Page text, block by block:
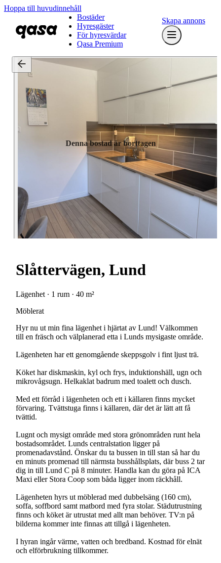
Hoppa till huvudinnehåll
Bostäder
Hyresgäster
För hyresvärdar
Qasa Premium
Skapa annons
Denna bostad är borttagen
Slåttervägen, Lund
Lägenhet · 1 rum · 40 m²
Möblerat
Hyr nu ut min fina lägenhet i hjärtat av Lund! Välkommen
till en fräsch och välplanerad etta i Lunds mysigaste område.
Lägenheten har ett genomgående skeppsgolv i fint ljust trä.
Köket har diskmaskin, kyl och frys, induktionshäll, ugn och
mikrovågsugn. Helkaklat badrum med toalett och dusch.
Med ett förråd i lägenheten och ett i källaren finns mycket
förvaring. Tvättstuga finns i källaren, där det är lätt att få
tvättid.
Lugnt och mysigt område med stora grönområden runt hela
bostadsområdet. Lunds centralstation ligger på
promenadavstånd. Önskar du ta bussen in till stan så har du
en minuts promenad till närmsta busshållsplats, där buss 2 tar
dig in till Lund C på 8 minuter. Handla kan du göra på ICA
Maxi eller Stora Coop som båda ligger inom räckhåll.
Lägenheten hyrs ut möblerad med dubbelsäng (160 cm),
soffa, soffbord samt matbord med fyra stolar. Städutrustning
finns och köket är utrustat med allt man behöver. TV:n på
bilderna kommer inte finnas att tillgå i lägenheten.
I hyran ingår värme, vatten och bredband. Kostnad för elnät
och elförbrukning tillkommer.